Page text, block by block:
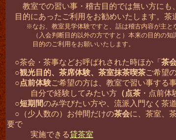
教室での習い事・稽古目的では無い方にも
目的にあったご利用をお勧めいたします。茶
※なお、教室見学体験ですと、話は稽古内容が主とな
（入会判断目的以外の方ですと）本来の目的の知識
目的のご利用をお願いいたします。
○茶会・茶事などお呼ばれされた時ほか「 茶
○観光目的、茶席体験、茶室抹茶喫茶ご希望
○点前体験ご希望の方は、教室で習い事する
自分で経験してみたい方 （点茶 ・点前体
○短期間のみ学びたい方や、流派入門なく茶
○（少人数の）お仲間だけの茶会に、茶室、
要で
実施できる貸茶室